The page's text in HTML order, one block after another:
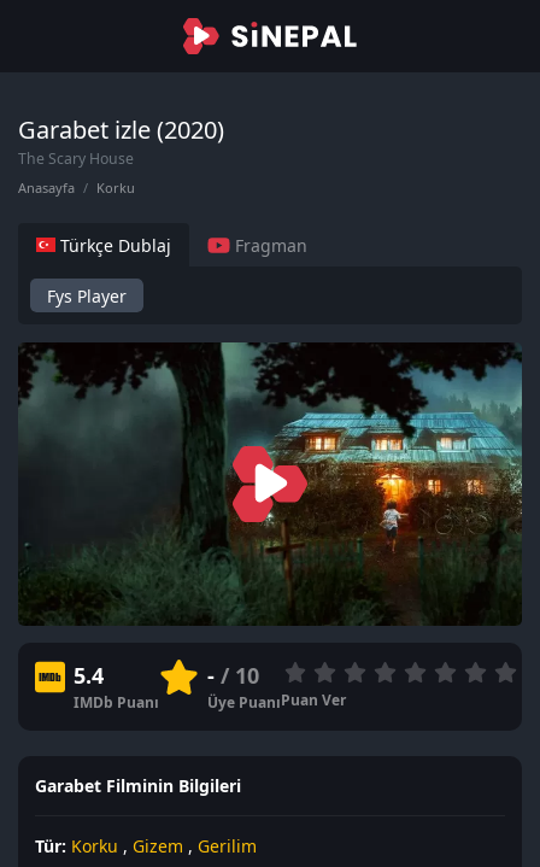
Garabet izle (2020)
The Scary House
Anasayfa Korku
Türkçe Dublaj Fragman
Fys Player
5.4
IMDb Puanı
-/ 10
Üye PuanıPuan Ver
Garabet Filminin Bilgileri
Tür: Korku , Gizem , Gerilim